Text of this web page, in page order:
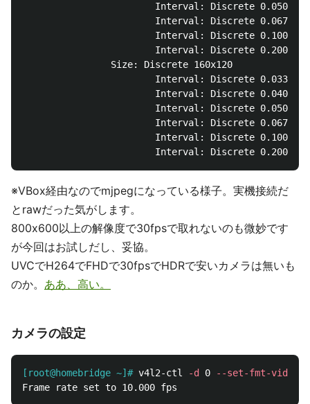
Interval: Discrete 0.050s
Interval: Discrete 0.067s
Interval: Discrete 0.100s
Interval: Discrete 0.200s
                Size: Discrete 160x120
Interval: Discrete 0.033s
Interval: Discrete 0.040s
Interval: Discrete 0.050s
Interval: Discrete 0.067s
Interval: Discrete 0.100s
※VBox経由なのでmjpegになっている様子。実機接続だ
とrawだった気がします。
800x600以上の解像度で30fpsで取れないのも微妙です
が今回はお試しだし、妥協。
UVCでH264でFHDで30fpsでHDRで安いカメラは無いも
のか。 ああ、高い。
カメラの設定
[root@homebridge ~]# v4l2-ctl -d 0 --set-fmt-video